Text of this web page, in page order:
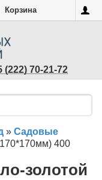
Корзина
(222) 70-21-72
» Садовые
400
золотой